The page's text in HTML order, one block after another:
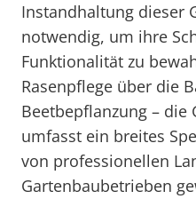
Instandhaltung dieser
notwendig, um ihre
Funktionalität zu
Rasenpflege über die
Beetbepflanzung – die
umfasst ein breites
von professionellen
Gartenbaubetrieben